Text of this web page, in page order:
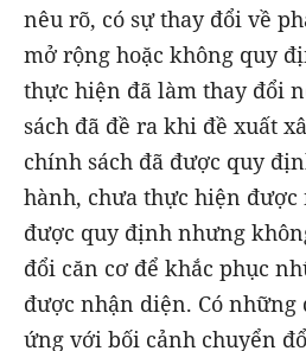
nêu rõ, có sự thay đổi về
mở rộng hoặc không quy
thực hiện đã làm thay đổi
sách đã đề ra khi đề xuất
chính sách đã được quy
hành, chưa thực hiện
được quy định nhưng
đổi căn cơ để khắc phục
được nhận diện. Có những
ứng với bối cảnh chuyển